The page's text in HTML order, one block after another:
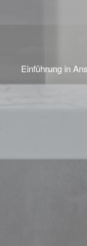
Einführung in